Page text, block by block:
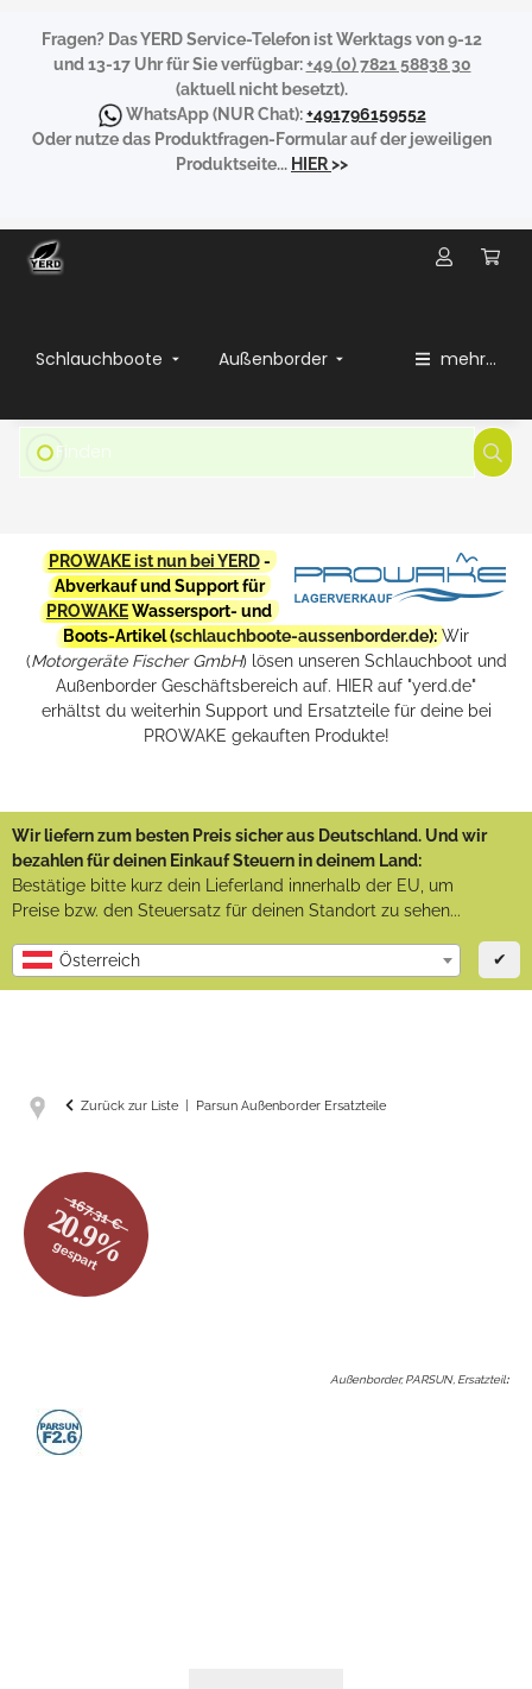
Fragen? Das YERD Service-Telefon ist Werktags von 9-12
und 13-17 Uhr für Sie verfügbar:+49 (0) 7821 58838 30
(aktuell nicht besetzt).
WhatsApp(NUR Chat):+491796159552
Oder nutze das Produktfragen-Formular auf der jeweiligen
Produktseite... HIER>>
Schlauchboote Außenborder mehr...
PROWAKE ist nun bei YERD-
Abverkauf und Support für
PROWAKEWassersport- und
Boots-Artikel (schlauchboote-aussenborder.de): Wir
(Motorgeräte Fischer GmbH) lösen unseren Schlauchboot und
Außenborder Geschäftsbereich auf. HIER auf "yerd.de"
erhältst du weiterhin Support und Ersatzteile für deine bei
PROWAKE gekauften Produkte!
Wir liefern zum besten Preis sicher aus Deutschland. Und wir
bezahlen für deinen Einkauf Steuern in deinem Land:
Bestätige bitte kurz dein Lieferland innerhalb der EU, um
Preise bzw. den Steuersatz für deinen Standort zu sehen...
Österreich ✔
Zurück zur Liste Parsun Außenborder Ersatzteile
167.31 €
20.9%
gespart
Außenborder, PARSUN, Ersatzteil: